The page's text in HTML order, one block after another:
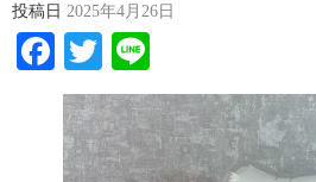
投稿日 2025年4月26日
Facebook
Twitter